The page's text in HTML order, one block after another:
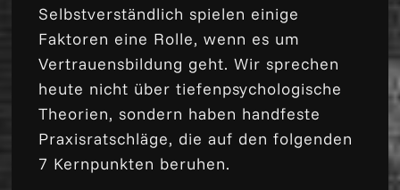
Selbstverständlich spielen einige
Faktoren eine Rolle, wenn es um
Vertrauensbildung geht. Wir sprechen
heute nicht über tiefenpsychologische
Theorien, sondern haben handfeste
Praxisratschläge, die auf den folgenden
7 Kernpunkten beruhen.